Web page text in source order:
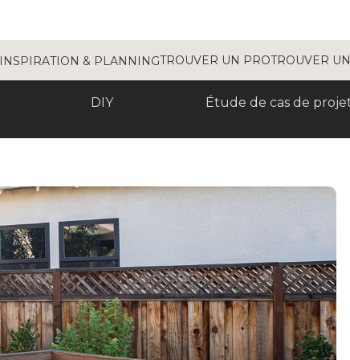
INSPIRATION & PLANNINGTROUVER UN PROTROUVER
DIY Étude de cas de